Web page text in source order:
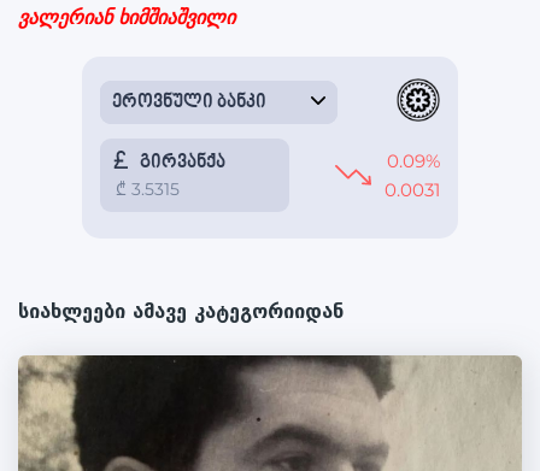
ვალერიან ხიმშიაშვილი
სიახლეები ამავე კატეგორიიდან